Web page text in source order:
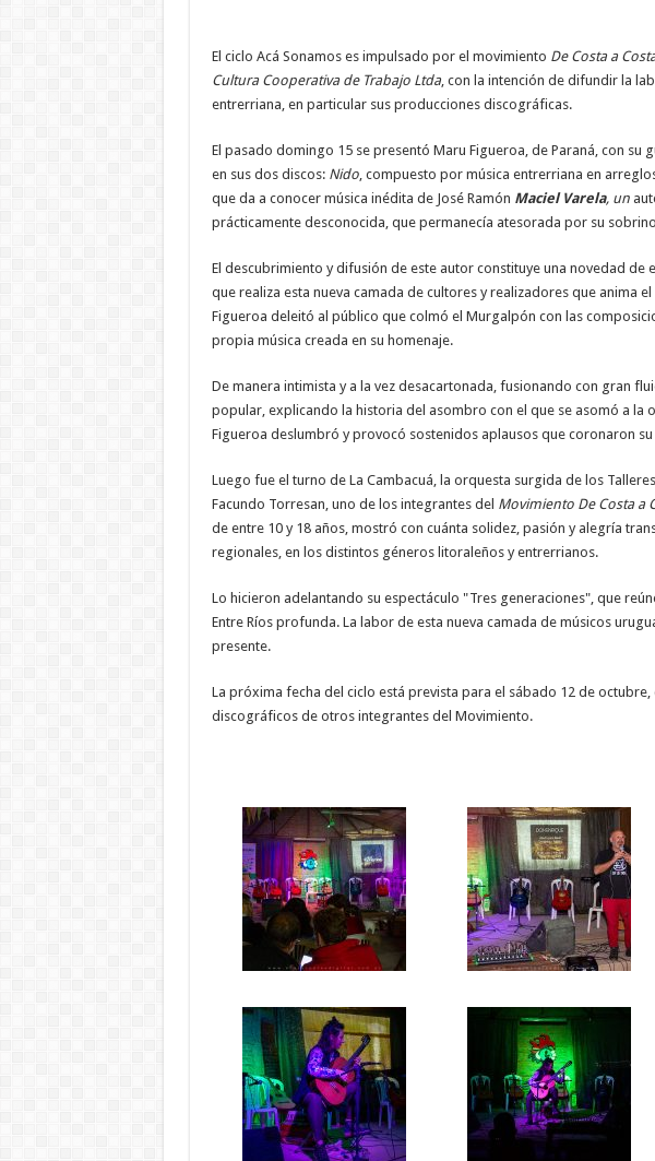
El ciclo Acá Sonamos es impulsado por el movimiento De Costa a
Cultura Cooperativa de Trabajo Ltda, con la intención de difundir la
entrerriana, en particular sus producciones discográficas.
El pasado domingo 15 se presentó Maru Figueroa, de Paraná, con su
en sus dos discos: Nido, compuesto por música entrerriana en
que da a conocer música inédita de José Ramón Maciel Varela, un
prácticamente desconocida, que permanecía atesorada por su
El descubrimiento y difusión de este autor constituye una novedad de
que realiza esta nueva camada de cultores y realizadores que anima el
Figueroa deleitó al público que colmó el Murgalpón con las
propia música creada en su homenaje.
De manera intimista y a la vez desacartonada, fusionando con gran
popular, explicando la historia del asombro con el que se asomó a la
Figueroa deslumbró y provocó sostenidos aplausos que coronaron
Luego fue el turno de La Cambacuá, la orquesta surgida de los
Facundo Torresan, uno de los integrantes del Movimiento De Costa a
de entre 10 y 18 años, mostró con cuánta solidez, pasión y alegría
regionales, en los distintos géneros litoraleños y entrerrianos.
Lo hicieron adelantando su espectáculo "Tres generaciones", que
Entre Ríos profunda. La labor de esta nueva camada de músicos
presente.
La próxima fecha del ciclo está prevista para el sábado 12 de
discográficos de otros integrantes del Movimiento.